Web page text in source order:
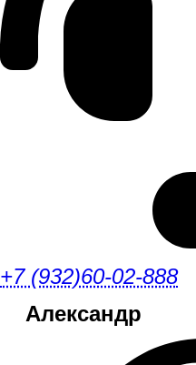
+7 (932)60-02-888
Александр